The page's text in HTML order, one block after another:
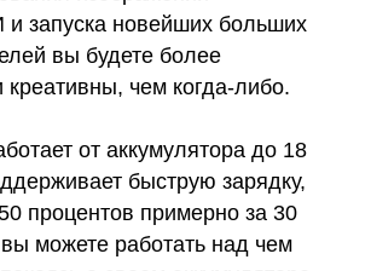
запуска новейших больших
вы будете более
креативны, чем когда-либо.
от аккумулятора до 18
быструю зарядку,
процентов примерно за 30
вы можете работать над чем